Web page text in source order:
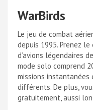
WarBirds
Le jeu de combat
depuis 1995. Prenez
d’avions légendaires
mode solo comprend
missions instantanées
différents. De plus,
gratuitement, aussi